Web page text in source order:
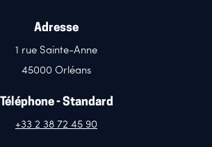
Adresse
1 rue Sainte-Anne
45000 Orléans
Téléphone - Standard
+33 2 38 72 45 90